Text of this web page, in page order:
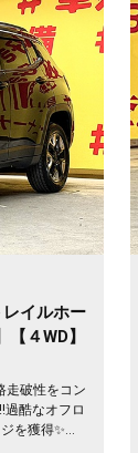
イルホー
４WD】
走破性をコン
過酷なオフロ
を獲得✨専